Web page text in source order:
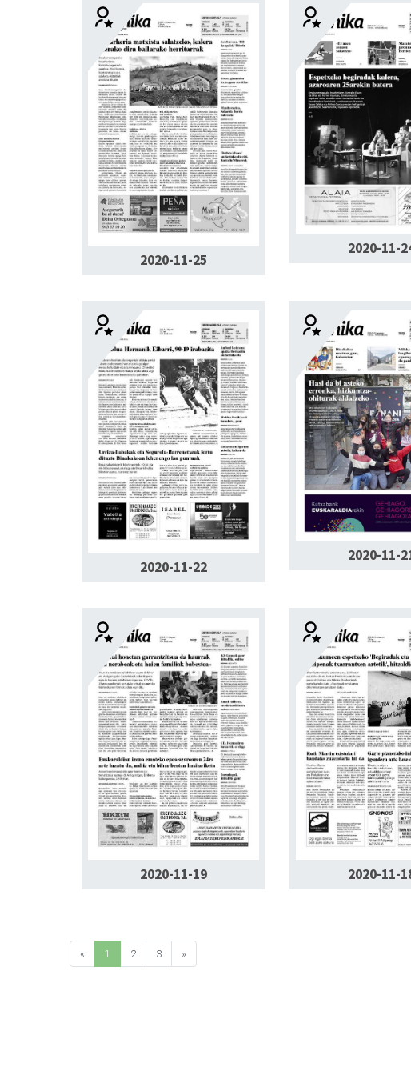
2020-11-25
2020-11-
2020-11-22
2020-11-
2020-11-19 2020-11-
« 1 2 3 »